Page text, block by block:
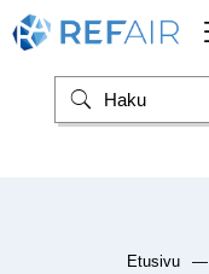
Etusivu —